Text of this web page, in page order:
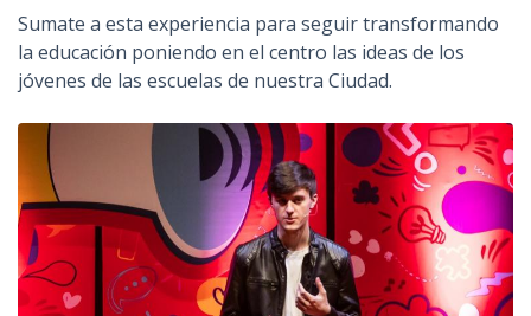
Sumate a esta experiencia para seguir transformando
la educación poniendo en el centro las ideas de los
jóvenes de las escuelas de nuestra Ciudad.